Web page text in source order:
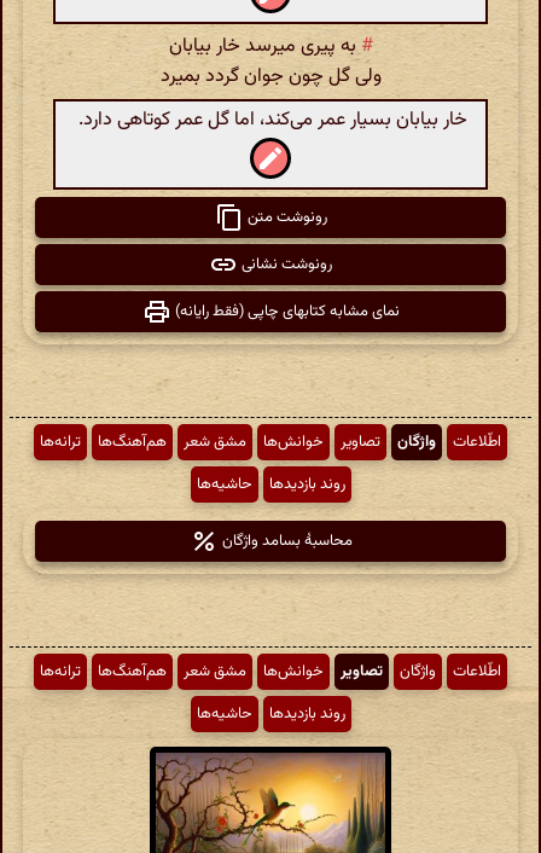
#به پیری میرسد خار بیابان
ولی گل چون جوان گردد بمیرد
خار بیابان بسیار عمر می‌کند، اما گل عمر کوتاهی دارد.
رونوشت متن
رونوشت نشانی
نمای مشابه کتابهای چاپی (فقط رایانه)
اطّلاعات واژگان تصاویر خوانش‌ها مشق شعر هم‌آهنگ‌ها
ترانه‌ها
روند بازدیدها
حاشیه‌ها
محاسبهٔ بسامد واژگان
اطّلاعات واژگان تصاویر خوانش‌ها مشق شعر هم‌آهنگ‌ها
ترانه‌ها
روند بازدیدها
حاشیه‌ها